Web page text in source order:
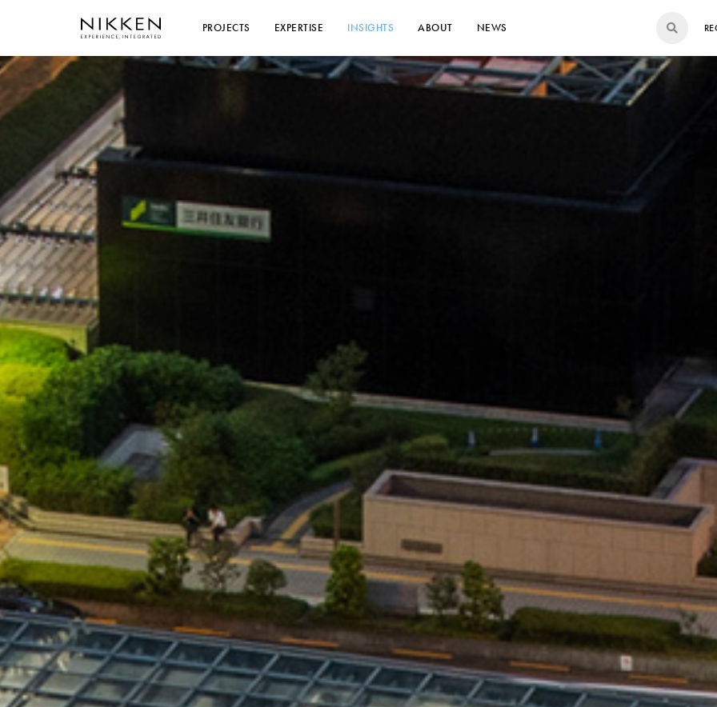
PROJECTS EXPERTISE INSIGHTS ABOUT NEWS
テクノロジー 人と街を豊かにする「ファサード」 ～エンジニアリングがつくりだす世界でたった